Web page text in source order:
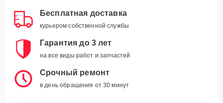
Бесплатная доставка
курьером собственной службы
Гарантия до 3 лет
на все виды работ и запчастей
Срочный ремонт
в день обращения от 30 минут